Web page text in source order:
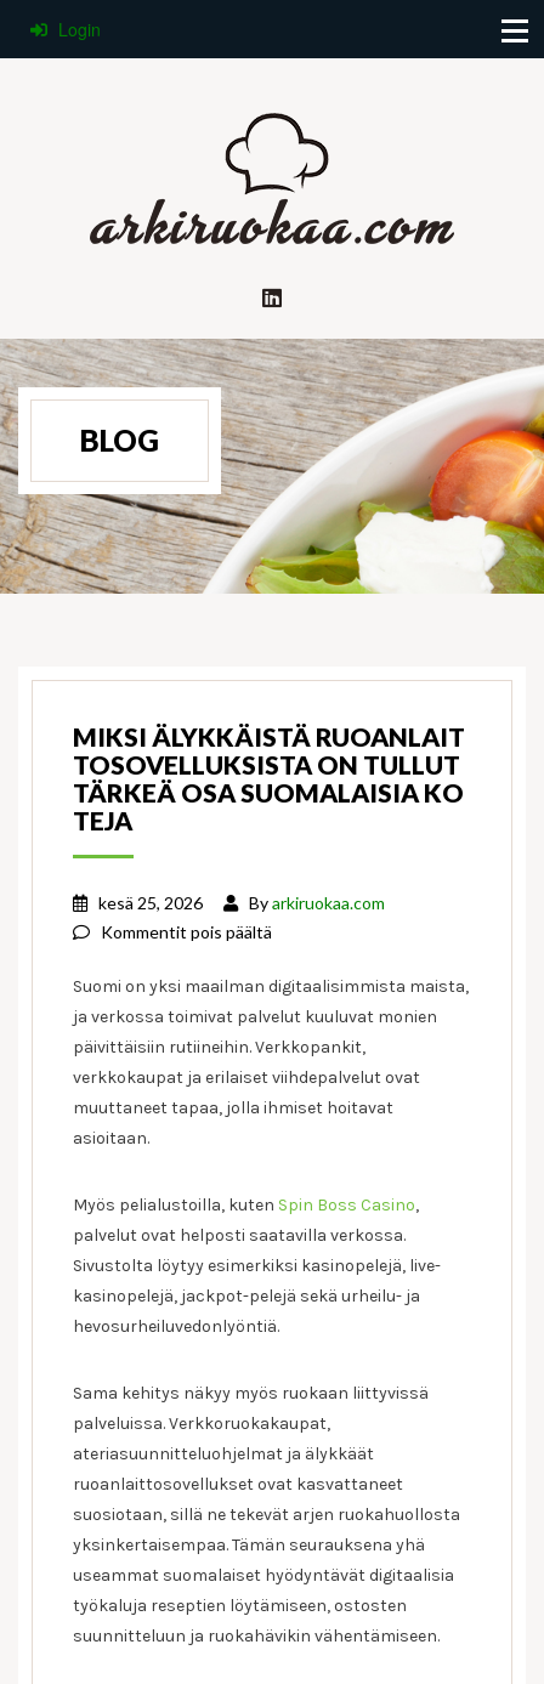
Login
BLOG
MIKSI ÄLYKKÄISTÄ RUOANLAIT
TOSOVELLUKSISTA ON TULLUT
TÄRKEÄ OSA SUOMALAISIA KO
TEJA
kesä 25, 2026 Byarkiruokaa.com
Kommentit pois päältä
älykkäistä
ruoanlaittosovelluksista
on
tullut
tärkeä
Suomi on yksi maailman digitaalisimmista maista,
ja verkossa toimivat palvelut kuuluvat monien
päivittäisiin rutiineihin. Verkkopankit,
verkkokaupat ja erilaiset viihdepalvelut ovat
muuttaneet tapaa, jolla ihmiset hoitavat
asioitaan.
Myös pelialustoilla, kuten Spin Boss Casino,
palvelut ovat helposti saatavilla verkossa.
Sivustolta löytyy esimerkiksi kasinopelejä, live-
kasinopelejä, jackpot-pelejä sekä urheilu- ja
hevosurheiluvedonlyöntiä.
Sama kehitys näkyy myös ruokaan liittyvissä
palveluissa. Verkkoruokakaupat,
ateriasuunnitteluohjelmat ja älykkäät
ruoanlaittosovellukset ovat kasvattaneet
suosiotaan, sillä ne tekevät arjen ruokahuollosta
yksinkertaisempaa. Tämän seurauksena yhä
useammat suomalaiset hyödyntävät digitaalisia
työkaluja reseptien löytämiseen, ostosten
suunnitteluun ja ruokahävikin vähentämiseen.